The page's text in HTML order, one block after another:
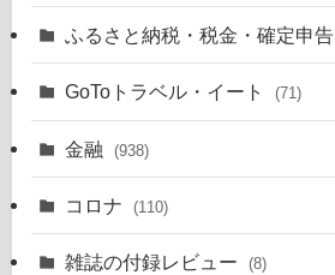
ふるさと納税・税金・確定申告
GoToトラベル・イート (71)
金融 (938)
コロナ (110)
雑誌の付録レビュー (8)